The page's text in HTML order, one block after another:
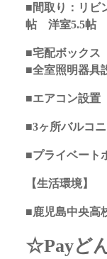
■間取り：リビ
帖 洋室5.5帖
■宅配ボックス
■全室照明器具
■エアコン設置
■3ヶ所バルコ
■プライベート
【生活環境】
■鹿児島中央高
☆Payど